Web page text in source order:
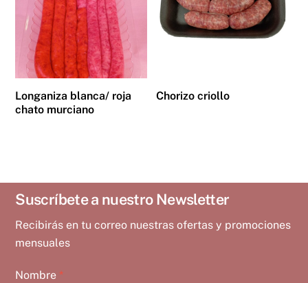
Longaniza blanca/ roja
chato murciano
Chorizo criollo
Suscríbete a nuestro Newsletter
Recibirás en tu correo nuestras ofertas y promociones
mensuales
Nombre*